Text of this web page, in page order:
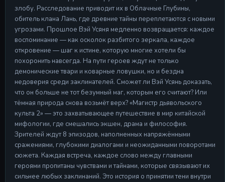
злобу. Расследование приводит их в Облачные Глубины,
обитель клана Лань, где древние тайны переплетаются с новыми
угрозами. Прошлое Вэй Усяня медленно возвращается: каждое
воспоминание — как осколок разбитого зеркала, каждое
откровение — шаг к истине, которую многие хотели бы
похоронить навсегда. На пути героев ждут не только
демонические твари и коварные ловушки, но и бездна
недоверия среди заклинателей. Сможет ли Вэй Усянь доказать,
что он больше не тот безумный маг, которым его считают? Или
тёмная природа снова возьмёт верх? «Магистр дьявольского
культа 2» — это захватывающее путешествие в мир китайской
мифологии, где смешались экшен, драма и философия.
Зрителей ждут 8 эпизодов, наполненных напряжёнными
сражениями, глубокими диалогами и неожиданными поворотами
сюжета. Каждая встреча, каждое слово между главными
героями пропитаны чувствами и тайнами, которые связывают их
сильнее любых заклинаний. Это история о принятии тени внутри